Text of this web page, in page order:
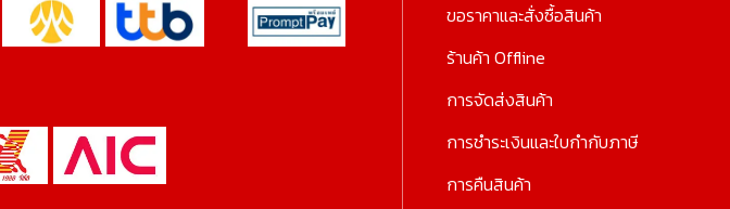
ขอราคาและสั่งซื้อสินค้า
ร้านค้า Offline
การจัดส่งสินค้า
การชำระเงินและใบกำกับภาษี
การคืนสินค้า